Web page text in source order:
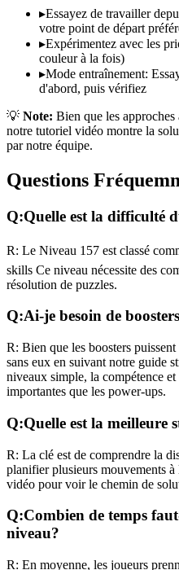
▸Essayez de travailler
votre point de départ
▸Expérimentez avec les
couleur à la fois)
▸Mode entraînement:
d'abord, puis vérifiez
💡 Note: Bien que les
notre tutoriel vidéo montre la
par notre équipe.
Questions
Q:Quelle est la difficulté
R: Le Niveau 157 est classé
skills Ce niveau nécessite des
résolution de puzzles.
Q:Ai-je besoin de
R: Bien que les boosters
sans eux en suivant notre guide
niveaux simple, la compétence
importantes que les power-ups.
Q:Quelle est la meilleure
R: La clé est de comprendre la
planifier plusieurs mouvements
vidéo pour voir le chemin de
Q:Combien de temps
niveau?
R: En moyenne, les joueurs